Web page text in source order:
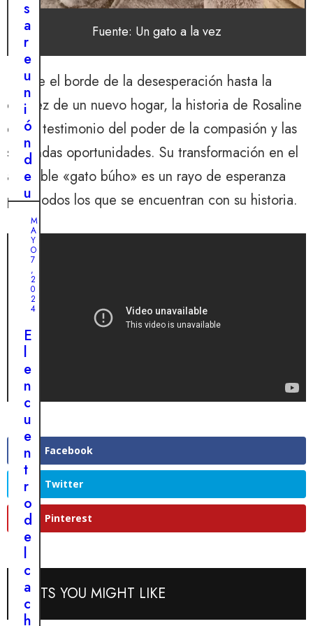
Fuente: Un gato a la vez
Desde el borde de la desesperación hasta la
calidez de un nuevo hogar, la historia de Rosaline
es un testimonio del poder de la compasión y las
segundas oportunidades. Su transformación en el
adorable «gato búho» es un rayo de esperanza
para todos los que se encuentran con su historia.
Facebook
Twitter
Pinterest
POSTS YOU MIGHT LIKE
i
o
s
o
l
e
a
d
o
:
¡
u
n
e
n
u
e
t
r
o
s
a
l
v
a
j
e
c
o
n
u
n
i
n
v
s
a
r
e
u
n
i
ó
n
d
e
u
o
d
d
o
c
o
n
u
n
p
e
r
r
o
d
e
s
p
u
é
s
M
A
Y
O
7
,
2
0
2
4
E
l
e
n
c
u
e
n
t
r
o
d
e
l
c
a
c
h